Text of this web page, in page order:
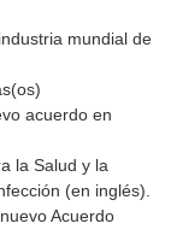
mundial de
acuerdo en
la Salud y la
(en inglés).
Acuerdo